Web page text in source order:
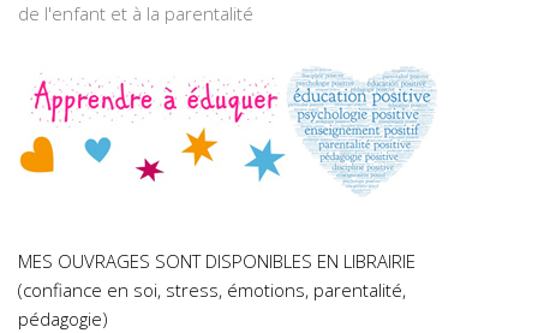
de l'enfant et à la parentalité
MES OUVRAGES SONT DISPONIBLES EN LIBRAIRIE
(confiance en soi, stress, émotions, parentalité,
pédagogie)